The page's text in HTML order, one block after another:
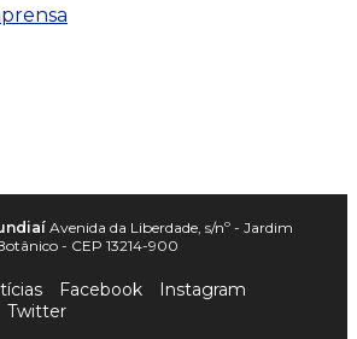
Avenida da Liberdade, s/nº - Jardim
- CEP 13214-900
Facebook
Instagram
Twitter